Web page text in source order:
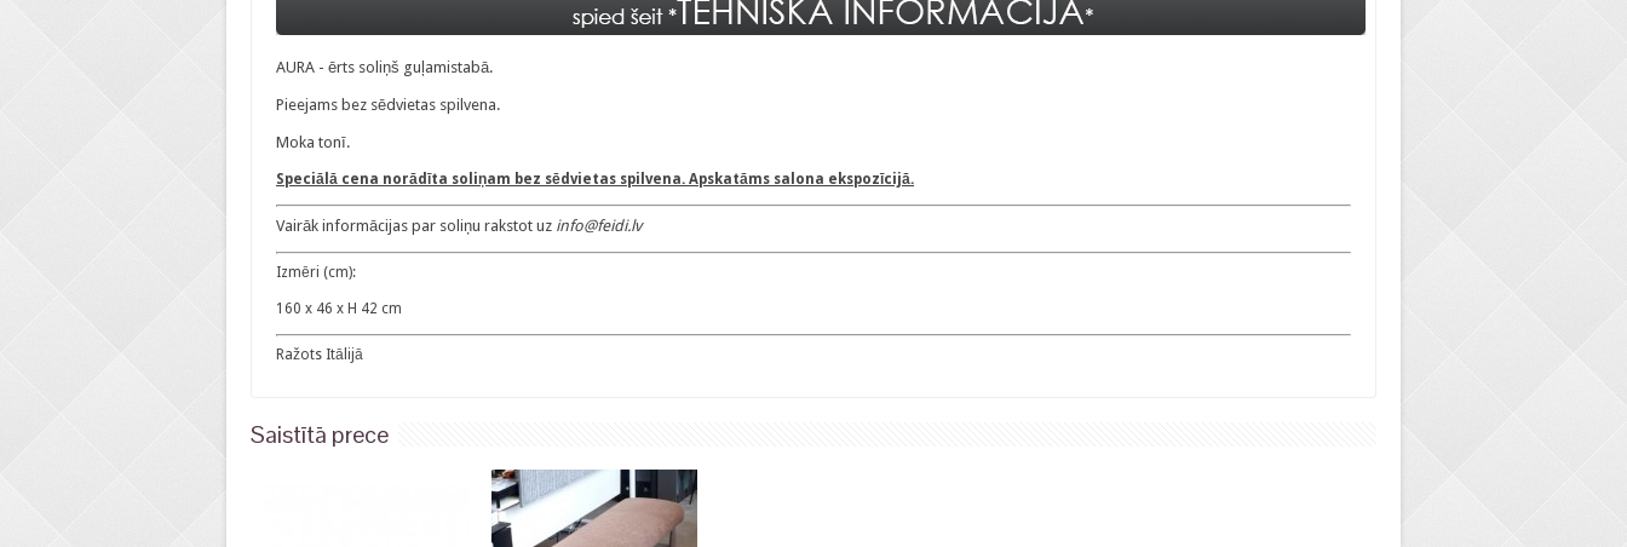
AURA - ērts soliņš guļamistabā.
Pieejams bez sēdvietas spilvena.
Moka tonī.
Speciālā cena norādīta soliņam bez sēdvietas spilvena. Apskatāms salona ekspozīcijā.
Vairāk informācijas par soliņu rakstot uz info@feidi.lv
Izmēri (cm):
160 x 46 x H 42 cm
Ražots Itālijā
Saistītā prece